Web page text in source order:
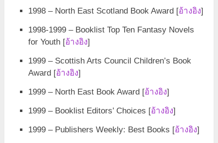
1998 – North East Scotland Book Award [อ้างอิง]
1998-1999 – Booklist Top Ten Fantasy Novels
for Youth [อ้างอิง]
1999 – Scottish Arts Council Children’s Book
Award [อ้างอิง]
1999 – North East Book Award [อ้างอิง]
1999 – Booklist Editors’ Choices [อ้างอิง]
1999 – Publishers Weekly: Best Books [อ้างอิง]